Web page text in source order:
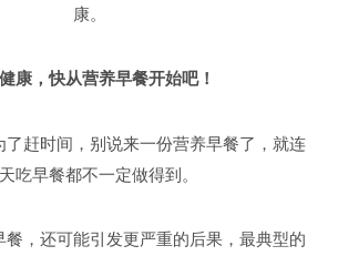
康。
康，快从营养早餐开始吧！
了赶时间，别说来一份营养早餐了，就连
吃早餐都不一定做得到。
，还可能引发更严重的后果，最典型的